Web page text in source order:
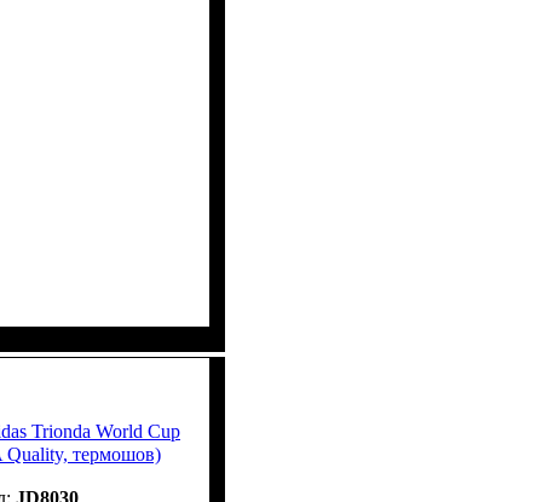
Trionda World Cup
Quality, термошов)
JD8030